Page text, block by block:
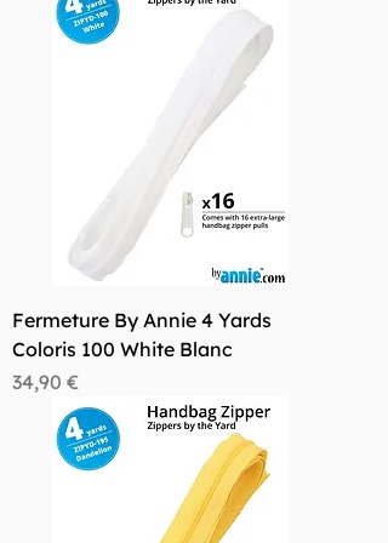
Fermeture By Annie 4 Yards
Coloris 100 White Blanc
Prix
34,90 €